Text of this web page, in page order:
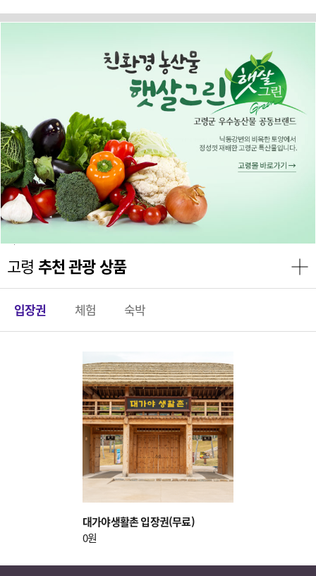
고령 추천 관광 상품
입장권 체험 숙박
대가야생활촌 입장권(무료)
0원